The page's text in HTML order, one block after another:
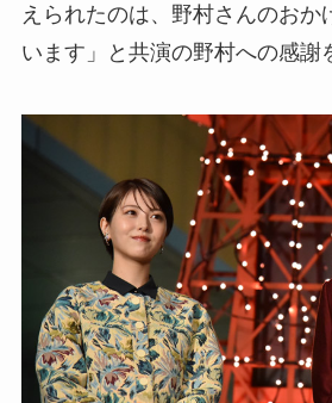
えられたのは、野村さんのおか
います」と共演の野村への感謝